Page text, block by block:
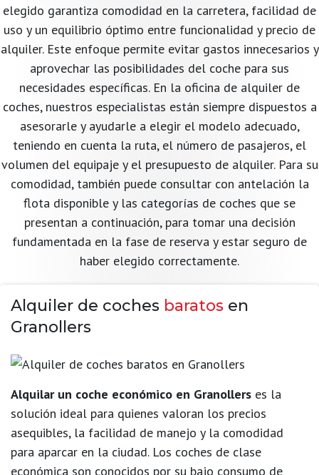
elegido garantiza comodidad en la carretera, facilidad de
uso y un equilibrio óptimo entre funcionalidad y precio de
alquiler. Este enfoque permite evitar gastos innecesarios y
aprovechar las posibilidades del coche para sus
necesidades específicas. En la oficina de alquiler de
coches, nuestros especialistas están siempre dispuestos a
asesorarle y ayudarle a elegir el modelo adecuado,
teniendo en cuenta la ruta, el número de pasajeros, el
volumen del equipaje y el presupuesto de alquiler. Para su
comodidad, también puede consultar con antelación la
flota disponible y las categorías de coches que se
presentan a continuación, para tomar una decisión
fundamentada en la fase de reserva y estar seguro de
haber elegido correctamente.
Alquiler de coches baratos en
Granollers
Alquilar un coche económico en Granollers es la
solución ideal para quienes valoran los precios
asequibles, la facilidad de manejo y la comodidad
para aparcar en la ciudad. Los coches de clase
económica son conocidos por su bajo consumo de